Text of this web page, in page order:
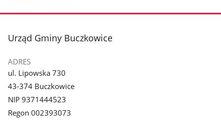
stopka
Urząd Gminy Buczkowice
ADRES
ul. Lipowska 730
43-374 Buczkowice
NIP 9371444523
Regon 002393073